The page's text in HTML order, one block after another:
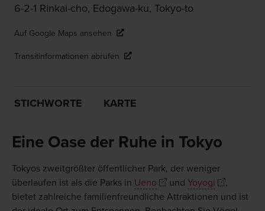
6-2-1 Rinkai-cho, Edogawa-ku, Tokyo-to
Auf Google Maps ansehen
Transitinformationen abrufen
STICHWORTE KARTE
Eine Oase der Ruhe in Tokyo
Tokyos zweitgrößter öffentlicher Park, der weniger
überlaufen ist als die Parks in Ueno und Yoyogi
,
bietet zahlreiche familienfreundliche Attraktionen und ist